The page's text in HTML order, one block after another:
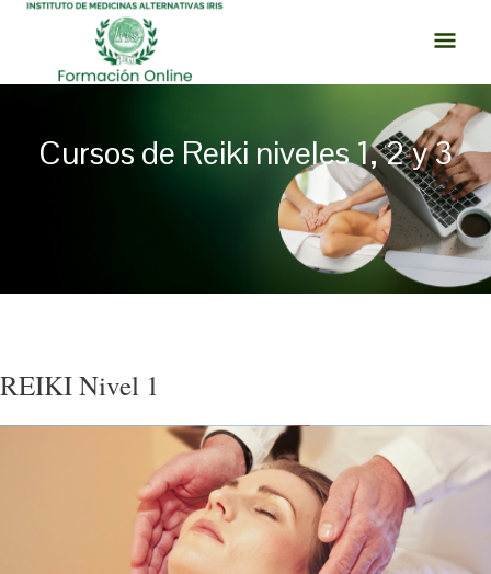
contenido
Cursos de Reiki niveles 1, 2 y 3
REIKI Nivel 1